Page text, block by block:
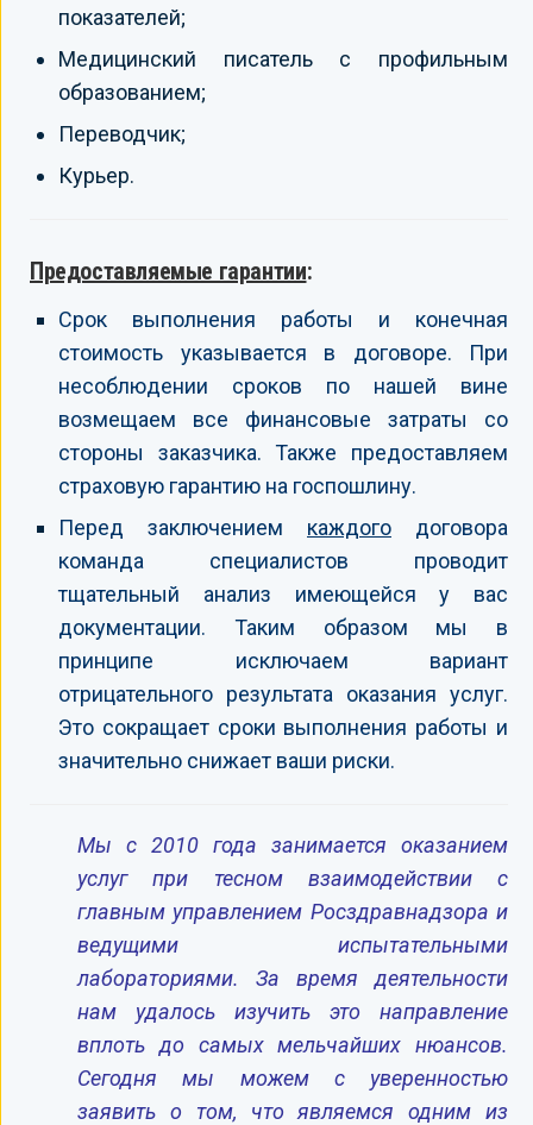
показателей;
Медицинский писатель с профильным
образованием;
Переводчик;
Курьер.
Предоставляемые гарантии:
Срок выполнения работы и конечная
стоимость указывается в договоре. При
несоблюдении сроков по нашей вине
возмещаем все финансовые затраты со
стороны заказчика. Также предоставляем
страховую гарантию на госпошлину.
Перед заключением каждого договора
команда специалистов проводит
тщательный анализ имеющейся у вас
документации. Таким образом мы в
принципе исключаем вариант
отрицательного результата оказания услуг.
Это сокращает сроки выполнения работы и
значительно снижает ваши риски.
Мы с 2010 года занимается оказанием
услуг при тесном взаимодействии с
главным управлением Росздравнадзора и
ведущими испытательными
лабораториями. За время деятельности
нам удалось изучить это направление
вплоть до самых мельчайших нюансов.
Сегодня мы можем с уверенностью
заявить о том, что являемся одним из